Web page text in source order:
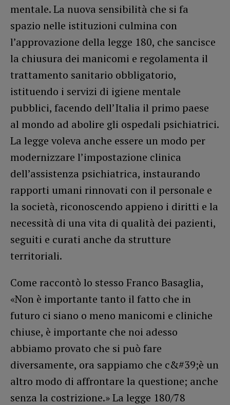
mentale. La nuova sensibilità che si fa
spazio nelle istituzioni culmina con
l’approvazione della legge 180, che sancisce
la chiusura dei manicomi e regolamenta il
trattamento sanitario obbligatorio,
istituendo i servizi di igiene mentale
pubblici, facendo dell’Italia il primo paese
al mondo ad abolire gli ospedali psichiatrici.
La legge voleva anche essere un modo per
modernizzare l’impostazione clinica
dell’assistenza psichiatrica, instaurando
rapporti umani rinnovati con il personale e
la società, riconoscendo appieno i diritti e la
necessità di una vita di qualità dei pazienti,
seguiti e curati anche da strutture
territoriali.
Come raccontò lo stesso Franco Basaglia,
«Non è importante tanto il fatto che in
futuro ci siano o meno manicomi e cliniche
chiuse, è importante che noi adesso
abbiamo provato che si può fare
diversamente, ora sappiamo che c&#39;è un
altro modo di affrontare la questione; anche
senza la costrizione.» La legge 180/78